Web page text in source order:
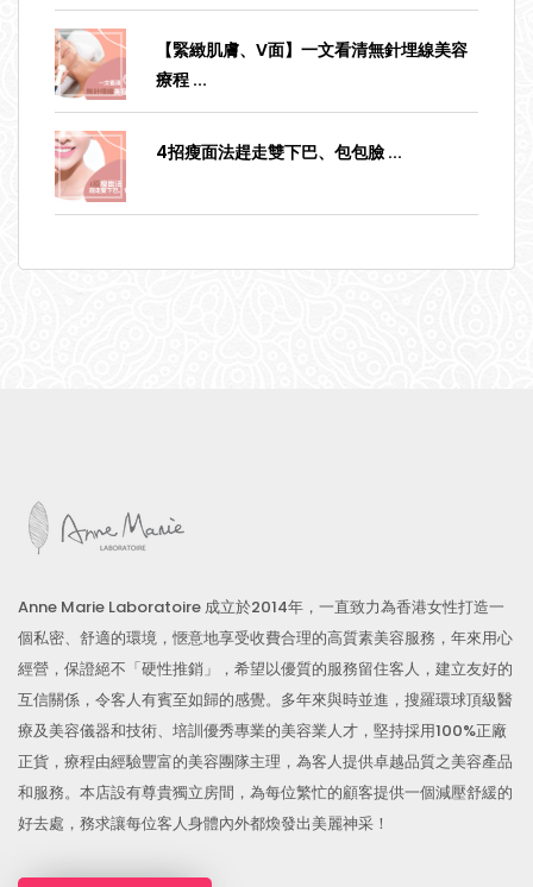
【緊緻肌膚、V面】一文看清無針埋線美容
療程 ...
4招瘦面法趕走雙下巴、包包臉 ...
Anne Marie Laboratoire 成立於2014年，一直致力為香港女性打造一
個私密、舒適的環境，愜意地享受收費合理的高質素美容服務，年來用心
經營，保證絕不「硬性推銷」，希望以優質的服務留住客人，建立友好的
互信關係，令客人有賓至如歸的感覺。多年來與時並進，搜羅環球頂級醫
療及美容儀器和技術、培訓優秀專業的美容業人才，堅持採用100%正廠
正貨，療程由經驗豐富的美容團隊主理，為客人提供卓越品質之美容產品
和服務。本店設有尊貴獨立房間，為每位繁忙的顧客提供一個減壓舒緩的
好去處，務求讓每位客人身體內外都煥發出美麗神采！